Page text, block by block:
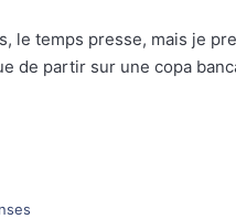
le temps presse, mais je
de partir sur une copa